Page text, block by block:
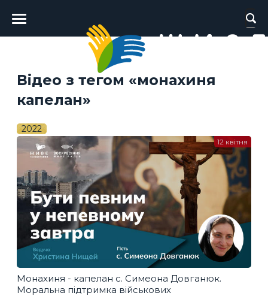
Головне
меню
Відео з тегом «монахиня
капелан»
2022
Монахиня - капелан с. Симеона Довганюк.
Моральна підтримка військових
12 квітня